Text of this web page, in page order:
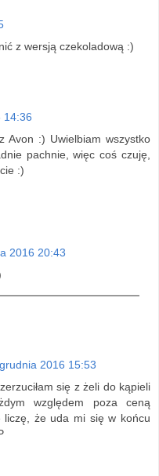
z wersją czekoladową :)
14:36
Avon :) Uwielbiam wszystko
pachnie, więc coś czuję,
:)
2016 20:43
2016 15:53
się z żeli do kąpieli
względem poza ceną
liczę, że uda mi się w końcu